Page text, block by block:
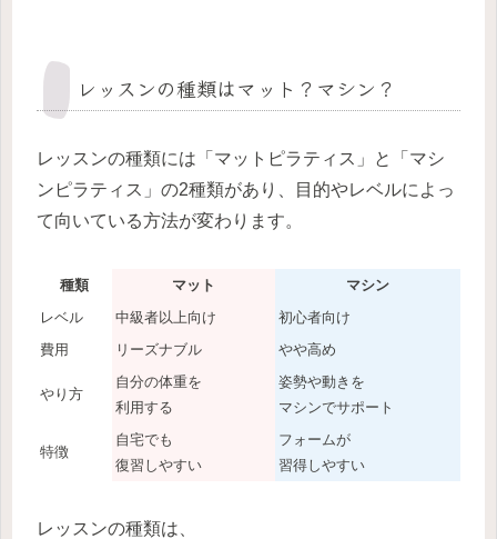
レッスンの種類はマット？マシン？
レッスンの種類には「マットピラティス」と「マシ
ンピラティス」の2種類があり、目的やレベルによっ
て向いている方法が変わります。
種類 マット
マシン
レベル
中級者以上向け
初心者向け
費用
リーズナブル やや高め
やり方
自分の体重を
利用する
姿勢や動きを
マシンでサポート
特徴
自宅でも
復習しやすい
フォームが
習得しやすい
レッスンの種類は、